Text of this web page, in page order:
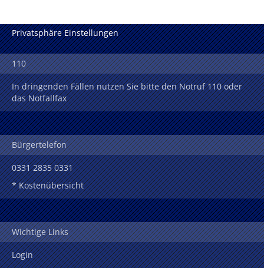
Privatsphäre Einstellungen
110
In dringenden Fällen nutzen Sie bitte den Notruf 110 oder
das Notfallfax
Bürgertelefon
0331 2835 0331
* Kostenübersicht
Wichtige Links
Login